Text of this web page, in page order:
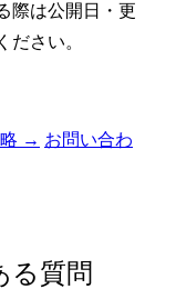
際は公開日・更
ださい。
略 → お問い合わ
る質問